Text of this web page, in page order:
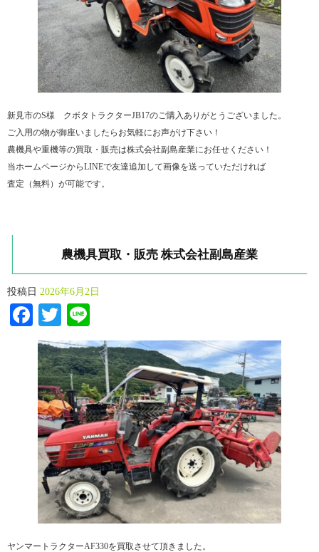
新見市のS様 クボタトラクターJB17のご購入ありがとうございました。
ご入用の物が御座いましたらお気軽にお声がけ下さい！
農機具や重機等の買取・販売は株式会社副島産業にお任せください！
当ホームページからLINEで友達追加して画像を送っていただければ
査定（無料）が可能です。
農機具買取・販売 株式会社副島産業
投稿日 2026年6月2日
Facebook
Twitter
ヤンマートラクターAF330を買取させて頂きました。